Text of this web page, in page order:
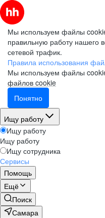
Мы используем файлы
правильную работу нашего
сетевой трафик.
Правила использования
Мы используем файлы
файлов cookie
Понятно
Ищу работу
Ищу работу
Ищу работу
Ищу сотрудника
Сервисы
Помощь
Ещё
Поиск
Самара